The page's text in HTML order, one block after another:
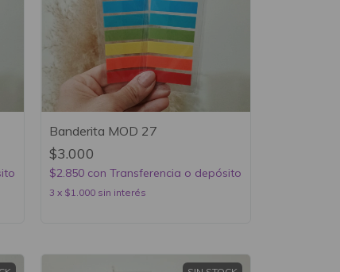
Banderita MOD 27
$3.000
$2.850 con Transferencia o depósito
3 x $1.000 sin interés